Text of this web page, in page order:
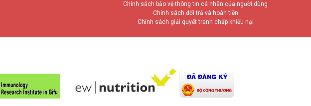
Chính sách bảo vệ thông tin cá nhân của người dùng
Chính sách đổi trả và hoàn tiền
Chính sách giải quyết tranh chấp khiếu nại